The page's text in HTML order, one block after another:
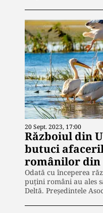
20 Sept. 2023, 17:00
Războiul din
butuci
românilor din
Odată cu începerea
puțini români au ales
Deltă. Preşedintele